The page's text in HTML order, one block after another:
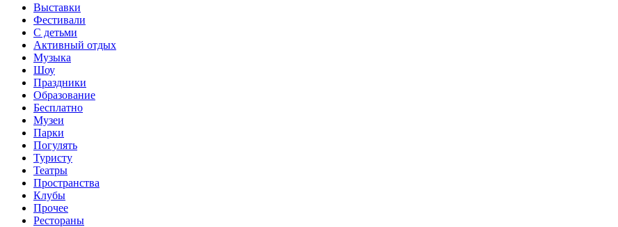
Выставки
Фестивали
С детьми
Активный отдых
Музыка
Шоу
Праздники
Образование
Бесплатно
Музеи
Парки
Погулять
Туристу
Театры
Пространства
Клубы
Прочее
Рестораны